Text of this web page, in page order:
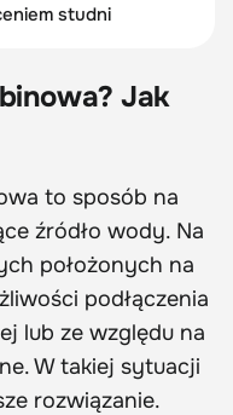
studni
Jak
to sposób na
źródło wody. Na
położonych na
podłączenia
lub ze względu na
W takiej sytuacji
rozwiązanie.